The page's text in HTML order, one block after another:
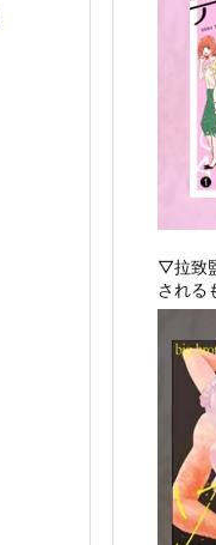
▽拉致
される